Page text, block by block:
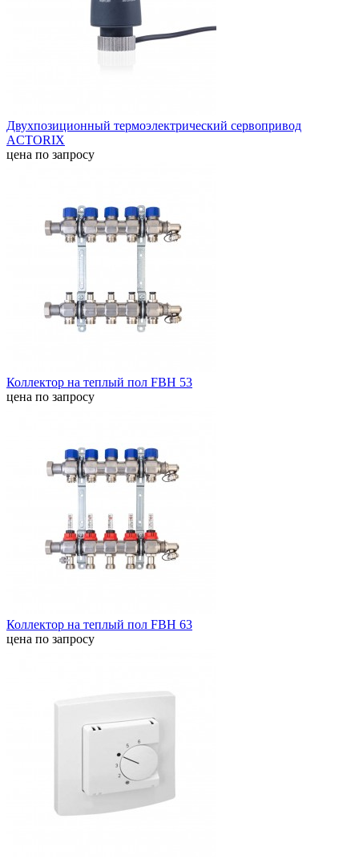
Двухпозиционный термоэлектрический сервопривод
ACTORIX
цена по запросу
Коллектор на теплый пол FBH 53
цена по запросу
Коллектор на теплый пол FBH 63
цена по запросу